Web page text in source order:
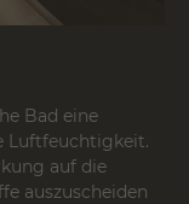
Bad eine
Luftfeuchtigkeit.
auf die
auszuscheiden